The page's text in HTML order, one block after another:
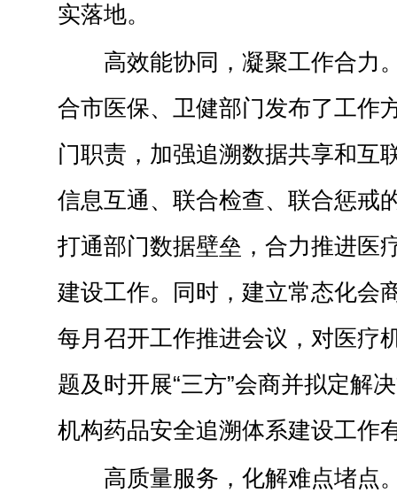
实落地。
高效能协同，凝聚工作合力
合市医保、卫健部门发布了工作
门职责，加强追溯数据共享和互
信息互通、联合检查、联合惩戒
打通部门数据壁垒，合力推进医
建设工作。同时，建立常态化会
每月召开工作推进会议，对医疗
题及时开展“三方”会商并拟定解
机构药品安全追溯体系建设工作
高质量服务，化解难点堵点